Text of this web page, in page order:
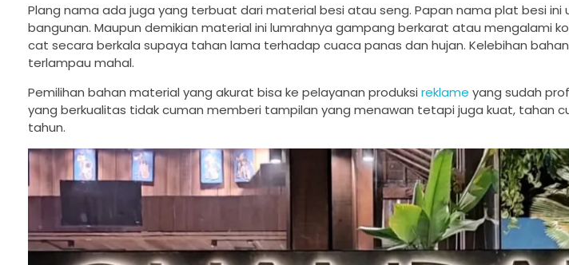
Plang nama ada juga yang terbuat dari material besi atau seng. Papan nama plat besi ini
bangunan. Maupun demikian material ini lumrahnya gampang berkarat atau mengalami
cat secara berkala supaya tahan lama terhadap cuaca panas dan hujan. Kelebihan
terlampau mahal.
Pemilihan bahan material yang akurat bisa ke pelayanan produksi reklame yang sudah
yang berkualitas tidak cuman memberi tampilan yang menawan tetapi juga kuat, tahan
tahun.